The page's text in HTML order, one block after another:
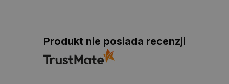
Produkt nie posiada recenzji